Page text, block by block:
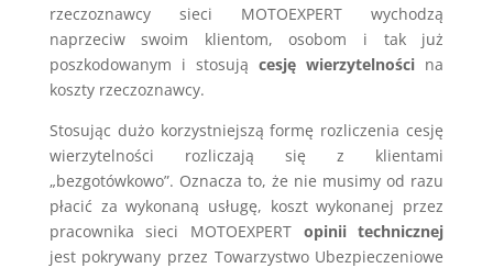
rzeczoznawcy sieci MOTOEXPERT wychodzą
naprzeciw swoim klientom, osobom i tak już
poszkodowanym i stosującesję wierzytelności na
koszty rzeczoznawcy.
Stosując dużo korzystniejszą formę rozliczenia cesję
wierzytelności rozliczają się z klientami
„bezgotówkowo”. Oznacza to, że nie musimy od razu
płacić za wykonaną usługę, koszt wykonanej przez
pracownika sieci MOTOEXPERT opinii technicznej
jest pokrywany przez Towarzystwo Ubezpieczeniowe